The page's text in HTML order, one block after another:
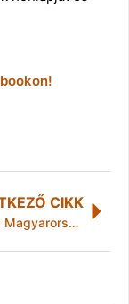
CIKK
Szijjártó: Magyarország abban érdekelt, hogy a világgazdaság minél szabadabb és akadálymentes legyen